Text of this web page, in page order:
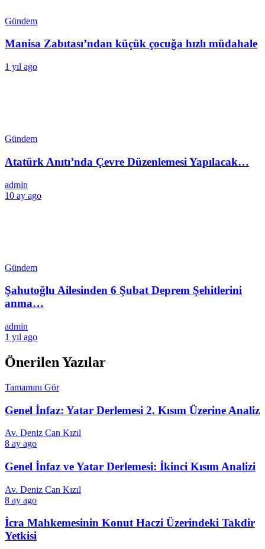
Gündem
Manisa Zabıtası’ndan küçük çocuğa hızlı müdahale
1 yıl ago
Gündem
Atatürk Anıtı’nda Çevre Düzenlemesi Yapılacak…
admin
10 ay ago
Gündem
Şahutoğlu Ailesinden 6 Şubat Deprem Şehitlerini
anma…
admin
1 yıl ago
Önerilen Yazılar
Tamamını Gör
Genel İnfaz: Yatar Derlemesi 2. Kısım Üzerine Analiz
Av. Deniz Can Kızıl
8 ay ago
Genel İnfaz ve Yatar Derlemesi: İkinci Kısım Analizi
Av. Deniz Can Kızıl
8 ay ago
İcra Mahkemesinin Konut Haczi Üzerindeki Takdir
Yetkisi